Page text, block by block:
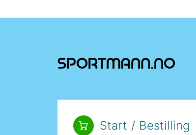
Du er her:Start / Bestilling